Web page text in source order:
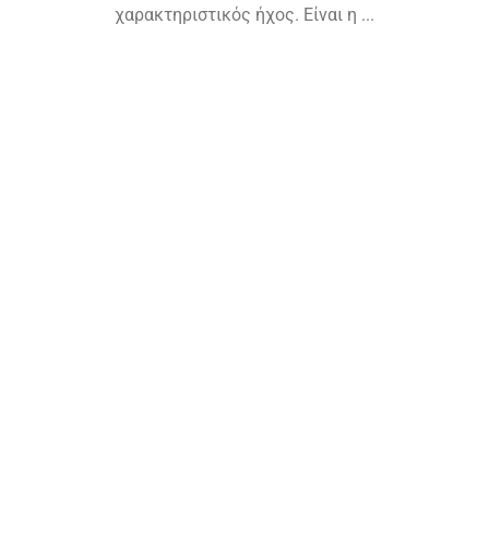
χαρακτηριστικός ήχος. Είναι η ...